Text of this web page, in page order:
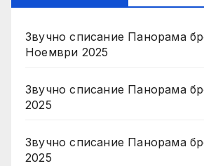
Звучно списание Панорама
Ноември 2025
Звучно списание Панорама
2025
Звучно списание Панорама
2025